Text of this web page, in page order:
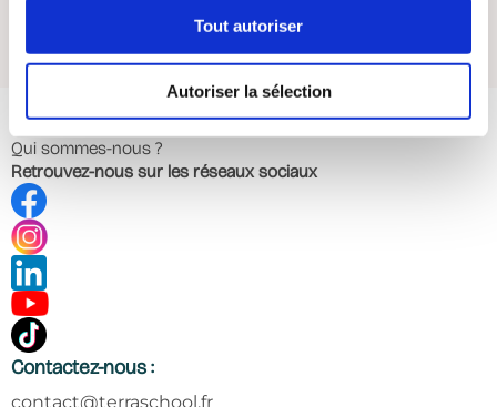
Tout autoriser
Autoriser la sélection
Menu
Qui sommes-nous ?
Retrouvez-nous sur les réseaux sociaux
Contactez-nous :
contact@terraschool.fr